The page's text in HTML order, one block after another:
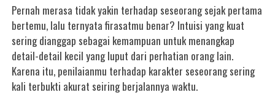
Pernah merasa tidak yakin terhadap seseorang sejak pertama
bertemu, lalu ternyata firasatmu benar? Intuisi yang kuat
sering dianggap sebagai kemampuan untuk menangkap
detail-detail kecil yang luput dari perhatian orang lain.
Karena itu, penilaianmu terhadap karakter seseorang sering
kali terbukti akurat seiring berjalannya waktu.